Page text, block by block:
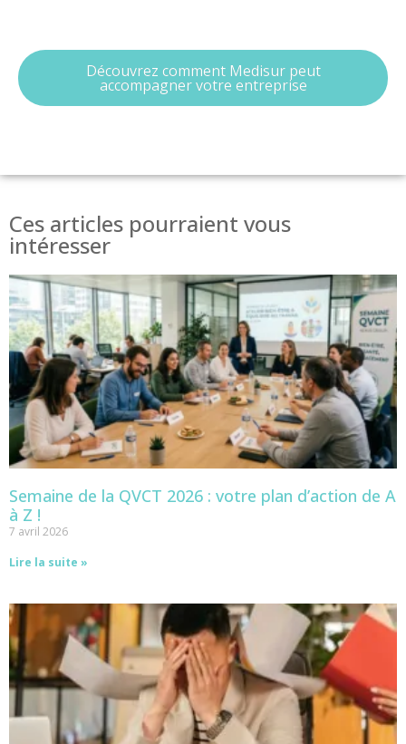
Découvrez comment Medisur peut
accompagner votre entreprise
Ces articles pourraient vous
intéresser
Semaine de la QVCT 2026 : votre plan d’action de A
à Z !
7 avril 2026
Lire la suite »